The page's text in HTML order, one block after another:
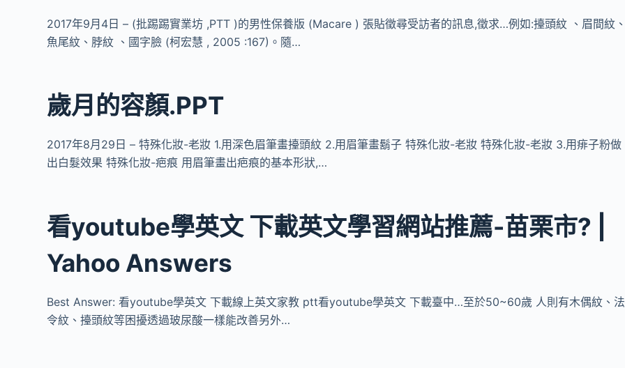
2017年9月4日 – (批踢踢實業坊 ,PTT )的男性保養版 (Macare ) 張貼徵尋受訪者的訊息,徵求…例如:擡頭紋 、眉間紋
魚尾紋、脖紋 、國字臉 (柯宏慧 , 2005 :167)。隨…
歲月的容顏.PPT
2017年8月29日 – 特殊化妝-老妝 1.用深色眉筆畫擡頭紋 2.用眉筆畫鬍子 特殊化妝-老妝 特殊化妝-老妝 3.用痱子粉做
出白髮效果 特殊化妝-疤痕 用眉筆畫出疤痕的基本形狀,…
看youtube學英文 下載英文學習網站推薦-苗栗市? |
Yahoo Answers
Best Answer: 看youtube學英文 下載線上英文家教 ptt看youtube學英文 下載臺中…至於50~60歲 人則有木偶紋、法
令紋、擡頭紋等困擾透過玻尿酸一樣能改善另外…